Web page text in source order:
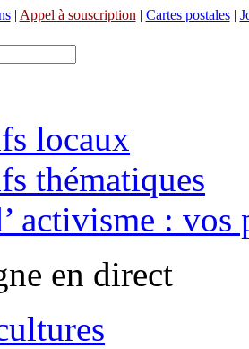
| Appel à souscription | Cartes postales|
locaux
thématiques
activisme : vos
en direct